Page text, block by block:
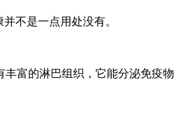
不是一点用处没有。
富的淋巴组织，它能分泌免疫物